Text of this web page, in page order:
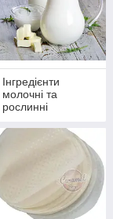
Інгредієнти
молочні та
рослинні